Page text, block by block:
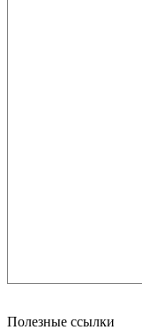
Полезные ссылки